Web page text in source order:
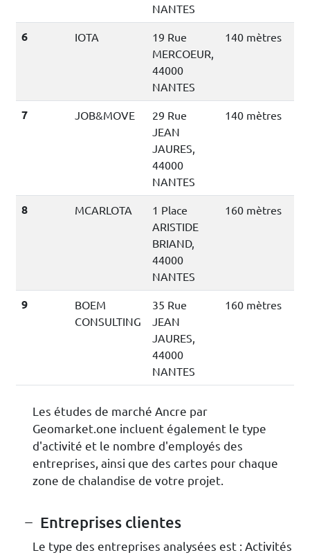
NANTES
6 IOTA
19 Rue
MERCOEUR,
44000
NANTES
140 mètres
7 JOB&MOVE
29 Rue
JEAN
JAURES,
44000
NANTES
140 mètres
8 MCARLOTA
1 Place
ARISTIDE
BRIAND,
44000
NANTES
160 mètres
9
BOEM
CONSULTING
35 Rue
JEAN
JAURES,
44000
NANTES
160 mètres
Les études de marché Ancre par
Geomarket.one incluent également le type
d'activité et le nombre d'employés des
entreprises, ainsi que des cartes pour chaque
zone de chalandise de votre projet.
Entreprises clientes
Le type des entreprises analysées est : Activités